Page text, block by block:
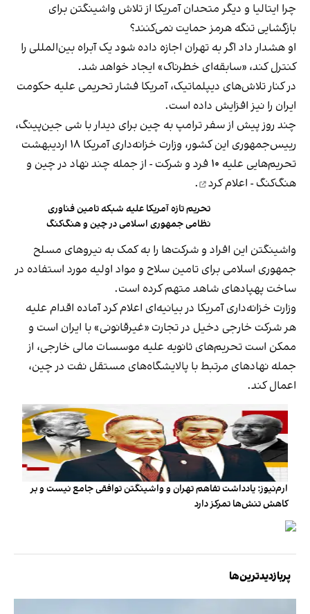
چرا ایتالیا و دیگر متحدان آمریکا از تلاش واشینگتن برای
بازگشایی تنگه هرمز حمایت نمی‌کنند؟
او هشدار داد اگر به تهران اجازه داده شود یک آبراه بین‌المللی را
کنترل کند، «سابقه‌ای خطرناک» ایجاد خواهد شد.
در کنار تلاش‌های دیپلماتیک، آمریکا فشار تحریمی علیه حکومت
ایران را نیز افزایش داده است.
چند روز پیش از سفر ترامپ به چین برای دیدار با شی جین‌پینگ،
رییس‌جمهوری این کشور، وزارت خزانه‌داری آمریکا ۱۸ اردیبهشت
تحریم‌هایی علیه ۱۰ فرد و شرکت - از جمله چند نهاد در چین و
هنگ‌کنگ - اعلام کرد .
تحریم تازه آمریکا علیه شبکه تامین فناوری
نظامی جمهوری اسلامی در چین و هنگ‌کنگ
واشینگتن این افراد و شرکت‌ها را به کمک به نیروهای مسلح
جمهوری اسلامی برای تامین سلاح و مواد اولیه مورد استفاده در
ساخت پهپادهای شاهد متهم کرده است.
وزارت خزانه‌داری آمریکا در بیانیه‌ای اعلام کرد آماده اقدام علیه
هر شرکت خارجی دخیل در تجارت «غیرقانونی» با ایران است و
ممکن است تحریم‌های ثانویه علیه موسسات مالی خارجی، از
جمله نهادهای مرتبط با پالایشگاه‌های مستقل نفت در چین،
اعمال کند.
ارم‌نیوز: یادداشت تفاهم تهران و واشینگتن توافقی جامع نیست و بر
کاهش تنش‌ها تمرکز دارد
پربازدیدترین‌ها